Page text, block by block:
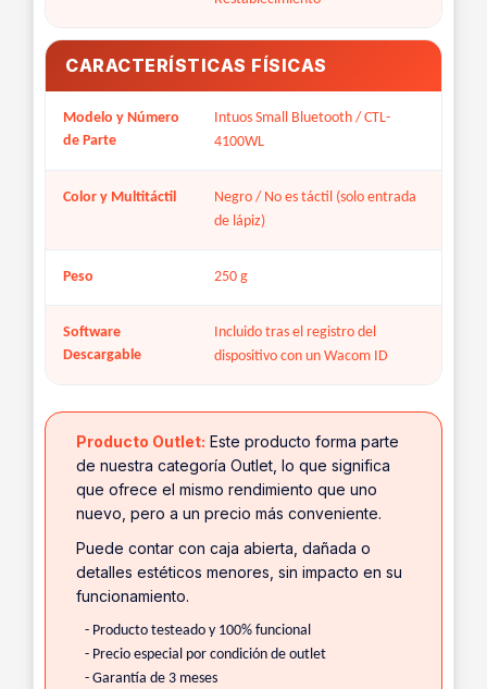
CARACTERÍSTICAS FÍSICAS
Modelo y Número
de Parte
Intuos Small Bluetooth / CTL-
4100WL
Color y Multitáctil
Negro / No es táctil (solo entrada
de lápiz)
Peso 250 g
Software
Descargable
Incluido tras el registro del
dispositivo con un Wacom ID
Producto Outlet: Este producto forma parte
de nuestra categoría Outlet, lo que significa
que ofrece el mismo rendimiento que uno
nuevo, pero a un precio más conveniente.
Puede contar con caja abierta, dañada o
detalles estéticos menores, sin impacto en su
funcionamiento.
- Producto testeado y 100% funcional
- Precio especial por condición de outlet
- Garantía de 3 meses